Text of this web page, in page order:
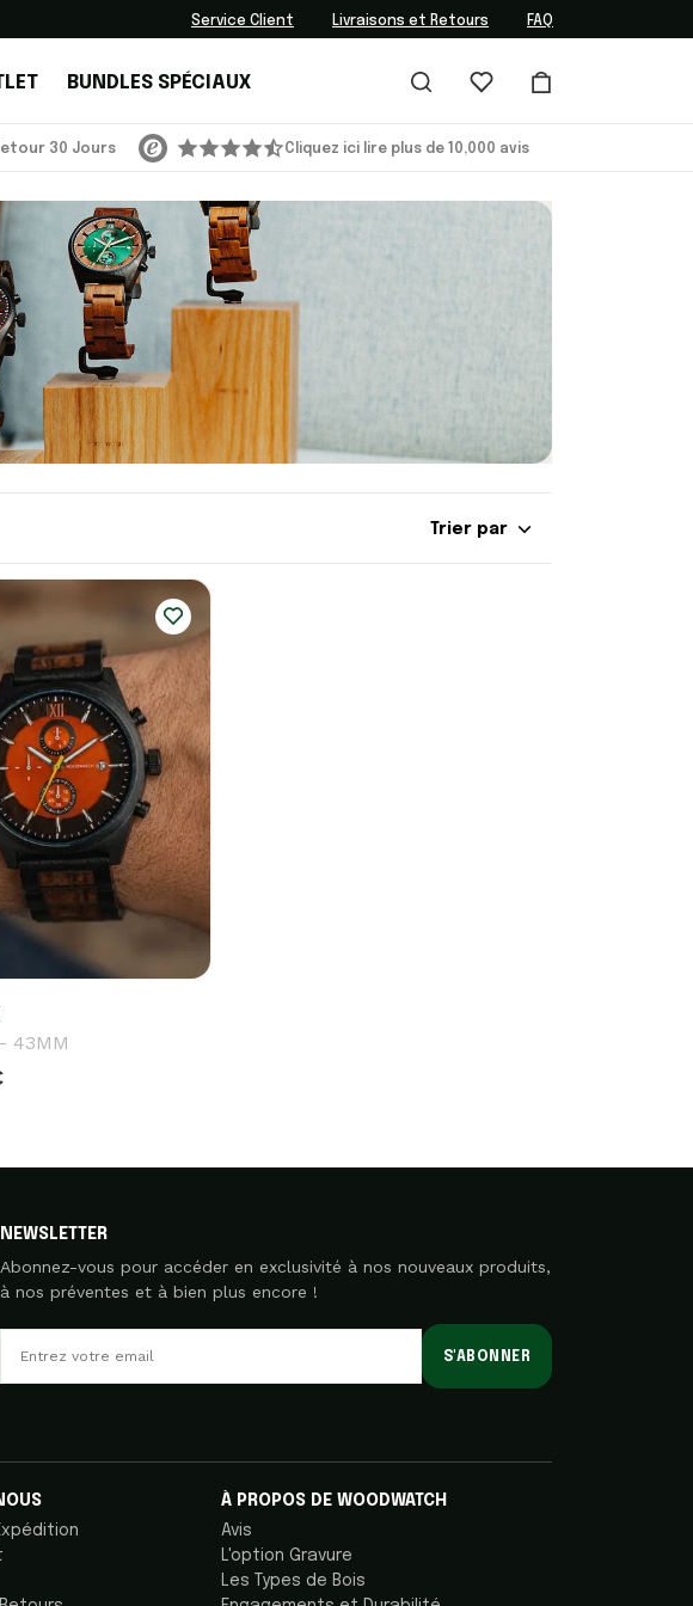
Service Client Livraisons et Retours FAQ
BUNDLES SPÉCIAUX
30 Jours Cliquez ici lire plus de 10,000 avis
Trier par
43MM
À PROPOS DE WOODWATCH
Avis
L'option Gravure
Les Types de Bois
NEWSLETTER
Abonnez-vous pour accéder en exclusivité à nos nouveaux produits,
à nos préventes et à bien plus encore !
S'ABONNER